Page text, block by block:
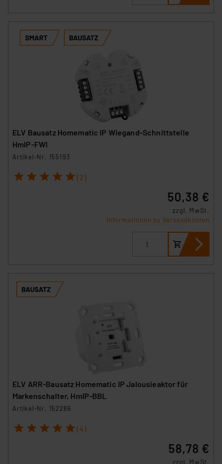
ELV Bausatz Homematic IP Wiegand-Schnittstelle
HmIP-FWI
Artikel-Nr. 155193
1 2 3 4 5 (2)
50,38 €
zzgl. MwSt.
Informationen zu Versandkosten
ELV ARR-Bausatz Homematic IP Jalousieaktor für
Markenschalter, HmIP-BBL
Artikel-Nr. 152286
1 2 3 4 5 (4)
58,78 €
zzgl. MwSt.